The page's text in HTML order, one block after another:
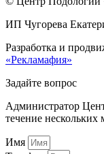
ИП Чугорева
Разработка и
«Рекламафия»
Задайте вопрос
Администратор
течение нескольких
Имя